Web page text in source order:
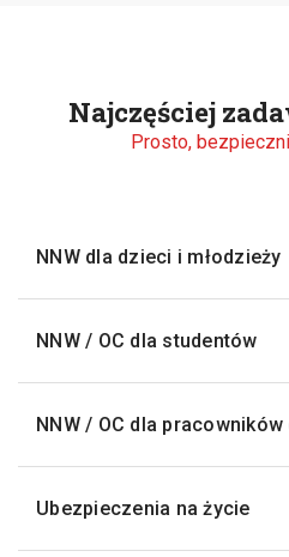
Najczęściej
Prosto,
NNW dla dzieci i młodzieży
NNW / OC dla studentów
NNW / OC dla
Ubezpieczenia na życie